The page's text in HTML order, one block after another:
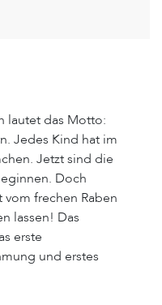
lautet das Motto:
Jedes Kind hat im
Jetzt sind die
Doch
frechen Raben
lassen! Das
erste
und erstes